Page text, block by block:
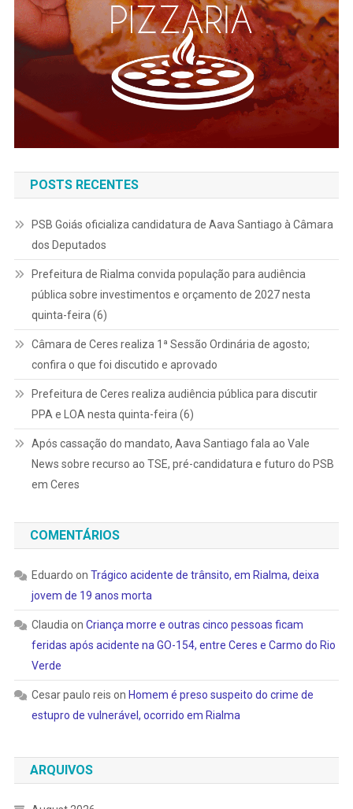
POSTS RECENTES
PSB Goiás oficializa candidatura de Aava Santiago à Câmara
dos Deputados
Prefeitura de Rialma convida população para audiência
pública sobre investimentos e orçamento de 2027 nesta
quinta-feira (6)
Câmara de Ceres realiza 1ª Sessão Ordinária de agosto;
confira o que foi discutido e aprovado
Prefeitura de Ceres realiza audiência pública para discutir
PPA e LOA nesta quinta-feira (6)
Após cassação do mandato, Aava Santiago fala ao Vale
News sobre recurso ao TSE, pré-candidatura e futuro do PSB
em Ceres
COMENTÁRIOS
Eduardo on Trágico acidente de trânsito, em Rialma, deixa
jovem de 19 anos morta
Claudia on Criança morre e outras cinco pessoas ficam
feridas após acidente na GO-154, entre Ceres e Carmo do Rio
Verde
Cesar paulo reis on Homem é preso suspeito do crime de
estupro de vulnerável, ocorrido em Rialma
ARQUIVOS